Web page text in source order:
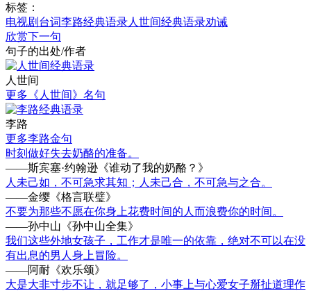
标签：
电视剧台词李路经典语录人世间经典语录劝诫
欣赏下一句
句子的出处/作者
人世间
更多《人世间》名句
李路
更多李路金句
时刻做好失去奶酪的准备。
——斯宾塞·约翰逊《谁动了我的奶酪？》
人未己如，不可急求其知；人未己合，不可急与之合。
——金缨《格言联璧》
不要为那些不愿在你身上花费时间的人而浪费你的时间。
——孙中山《孙中山全集》
我们这些外地女孩子，工作才是唯一的依靠，绝对不可以在没
有出息的男人身上冒险。
——阿耐《欢乐颂》
大是大非寸步不让，就足够了，小事上与心爱女子掰扯道理作